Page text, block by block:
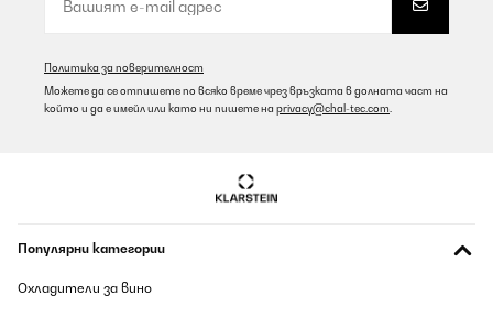
Политика за поверителност
Можете да се отпишете по всяко време чрез връзката в долната част на
който и да е имейл или като ни пишете на privacy@chal-tec.com
Популярни категории
Охладители за вино